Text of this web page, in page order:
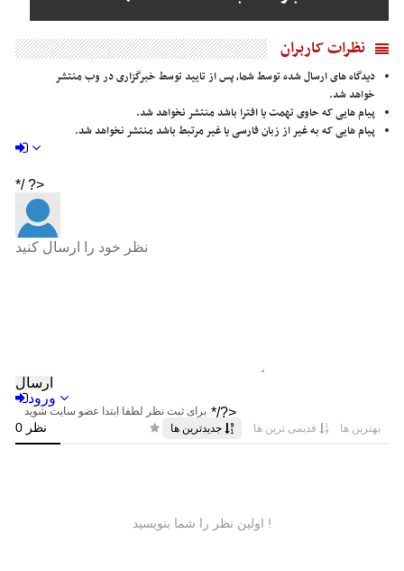
نظرات کاربران
دیدگاه های ارسال شده توسط شما، پس از تایید توسط خبرگزاری در وب منتشر
خواهد شد.
پیام هایی که حاوی تهمت یا افترا باشد منتشر نخواهد شد.
پیام هایی که به غیر از زبان فارسی یا غیر مرتبط باشد منتشر نخواهد شد.